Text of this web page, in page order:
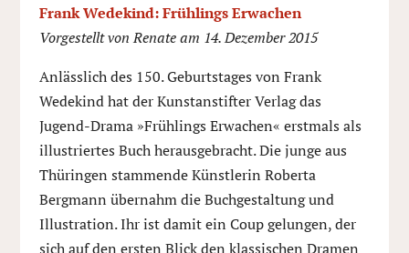
Frank Wedekind: Frühlings Erwachen
Vorgestellt von Renate am 14. Dezember 2015
Anlässlich des 150. Geburtstages von Frank
Wedekind hat der Kunstanstifter Verlag das
Jugend-Drama »Frühlings Erwachen« erstmals als
illustriertes Buch herausgebracht. Die junge aus
Thüringen stammende Künstlerin Roberta
Bergmann übernahm die Buchgestaltung und
Illustration. Ihr ist damit ein Coup gelungen, der
sich auf den ersten Blick den klassischen Dramen